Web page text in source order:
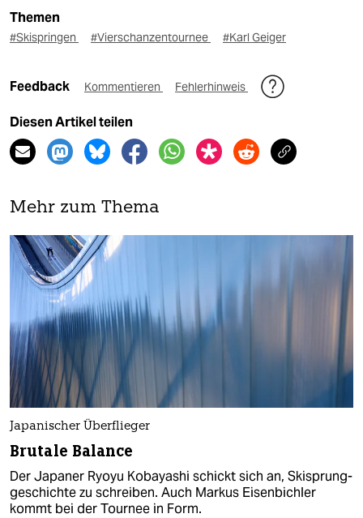
Themen
#Skispringen #Vierschanzentournee #Karl Geiger
Feedback Kommentieren Fehlerhinweis
Diesen Artikel teilen
Mehr zum Thema
Japanischer Überflieger
Brutale Balance
Der Japaner Ryoyu Kobayashi schickt sich an, Skisprung­
ge­schichte zu schreiben. Auch Markus Eisenbichler
kommt bei der Tournee in Form.